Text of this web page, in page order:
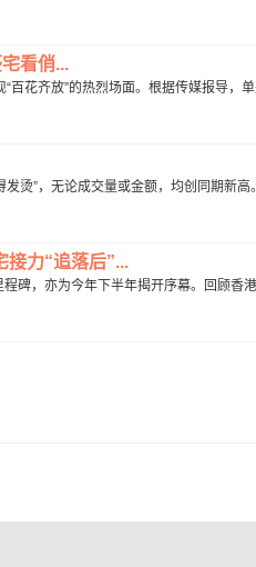
看俏...
百花齐放”的热烈场面。根据传媒报导，
发烫”，无论成交量或金额，均创同期新
接力“追落后”...
碑，亦为今年下半年揭开序幕。回顾香